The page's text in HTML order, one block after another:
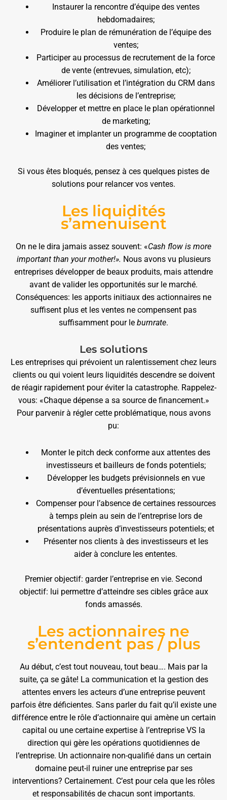
Instaurer la rencontre d’équipe des ventes
hebdomadaires;
Produire le plan de rémunération de l’équipe des
ventes;
Participer au processus de recrutement de la force
de vente (entrevues, simulation, etc);
Améliorer l’utilisation et l’intégration du CRM dans
les décisions de l’entreprise;
Développer et mettre en place le plan opérationnel
de marketing;
Imaginer et implanter un programme de cooptation
des ventes;
Si vous êtes bloqués, pensez à ces quelques pistes de
solutions pour relancer vos ventes.
Les liquidités
s’amenuisent
On ne le dira jamais assez souvent: «Cash flow is more
important than your mother!». Nous avons vu plusieurs
entreprises développer de beaux produits, mais attendre
avant de valider les opportunités sur le marché.
Conséquences: les apports initiaux des actionnaires ne
suffisent plus et les ventes ne compensent pas
suffisamment pour le burnrate.
Les solutions
Les entreprises qui prévoient un ralentissement chez leurs
clients ou qui voient leurs liquidités descendre se doivent
de réagir rapidement pour éviter la catastrophe. Rappelez-
vous: «Chaque dépense a sa source de financement.»
Pour parvenir à régler cette problématique, nous avons
pu:
Monter le pitch deck conforme aux attentes des
investisseurs et bailleurs de fonds potentiels;
Développer les budgets prévisionnels en vue
d’éventuelles présentations;
Compenser pour l’absence de certaines ressources
à temps plein au sein de l’entreprise lors de
présentations auprès d’investisseurs potentiels; et
Présenter nos clients à des investisseurs et les
aider à conclure les ententes.
Premier objectif: garder l’entreprise en vie. Second
objectif: lui permettre d’atteindre ses cibles grâce aux
fonds amassés.
Les actionnaires ne
s’entendent pas / plus
Au début, c’est tout nouveau, tout beau…. Mais par la
suite, ça se gâte! La communication et la gestion des
attentes envers les acteurs d’une entreprise peuvent
parfois être déficientes. Sans parler du fait qu’il existe une
différence entre le rôle d’actionnaire qui amène un certain
capital ou une certaine expertise à l’entreprise VS la
direction qui gère les opérations quotidiennes de
l’entreprise. Un actionnaire non-qualifié dans un certain
domaine peut-il ruiner une entreprise par ses
interventions? Certainement. C’est pour cela que les rôles
et responsabilités de chacun sont importants.